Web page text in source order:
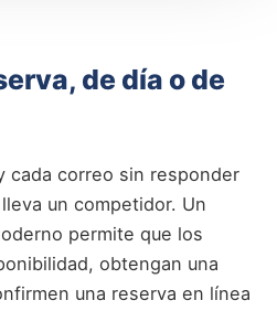
de día o de
cada correo sin responder
un competidor. Un
permite que los
obtengan una
una reserva en línea